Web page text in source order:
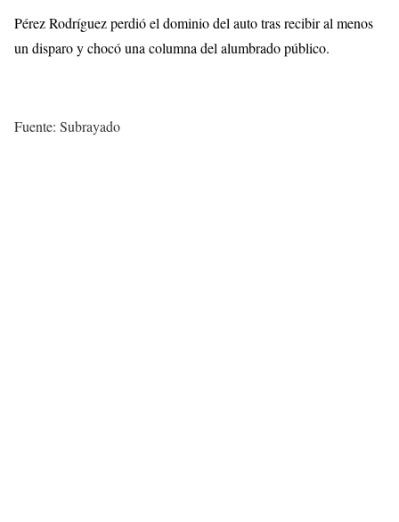
Pérez Rodríguez perdió el dominio del auto tras recibir al menos
un disparo y chocó una columna del alumbrado público.
Fuente: Subrayado